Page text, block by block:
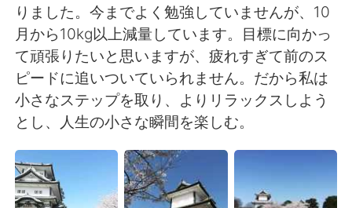
日本語 한국어
Русский ไทย
Indonesia Italiano
Türkçe Tiếng Việt
Português
りました。今までよく勉強していませんが、10
月から10kg以上減量しています。目標に向かっ
て頑張りたいと思いますが、疲れすぎて前のス
ピードに追いついていられません。だから私は
小さなステップを取り、よりリラックスしよう
とし、人生の小さな瞬間を楽しむ。